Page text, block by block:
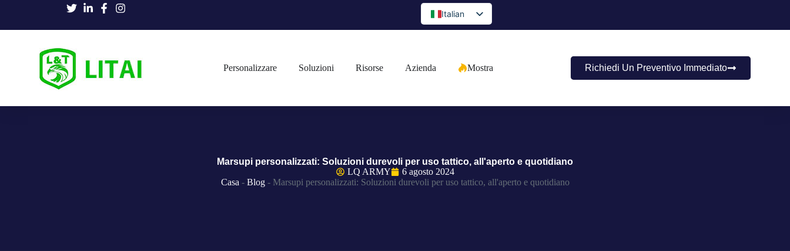
Italian
English
Portuguese
Russian
Bulgarian
Personalizzare Soluzioni Risorse Azienda Mostra Richiedi Un Preventivo Immediato
Marsupi personalizzati: Soluzioni durevoli per uso tattico, all'aperto e quotidiano
LQ ARMY
6 agosto 2024
Casa - Blog- Marsupi personalizzati: Soluzioni durevoli per uso tattico, all'aperto e quotidiano